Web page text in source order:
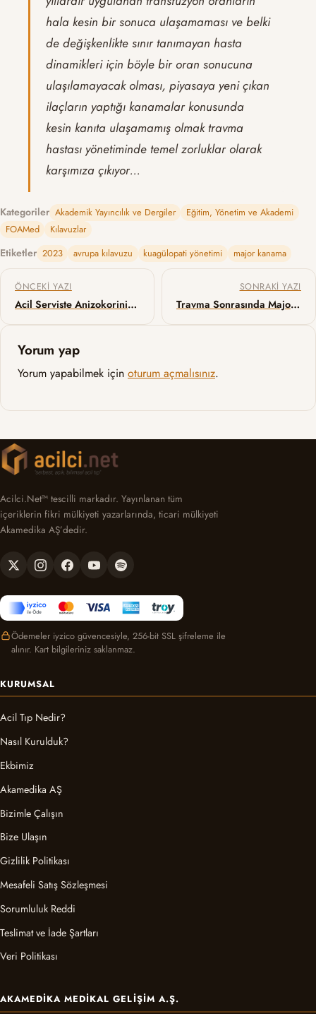
hala kesin bir sonuca ulaşamaması ve belki
de değişkenlikte sınır tanımayan hasta
dinamikleri için böyle bir oran sonucuna
ulaşılamayacak olması, piyasaya yeni çıkan
ilaçların yaptığı kanamalar konusunda
kesin kanıta ulaşamamış olmak travma
hastası yönetiminde temel zorluklar olarak
karşımıza çıkıyor…
Kategoriler Akademik Yayıncılık ve Dergiler
Eğitim, Yönetim ve Akademi
FOAMed
Kılavuzlar
Etiketler 2023 avrupa kılavuzu kuagülopati yönetimi major kanama
Yazı gezinmesi
ÖNCEKI YAZI
Acil Serviste Anizokorinin Değerlendirilmesi
SONRAKI YAZI
Travma Sonrasında Major Kanama ve Koagülopati Yönetimine İlişkin Avrupa Klavuzu: Altıncı Baskı
Yorum yap
Yorum yapabilmek için oturum açmalısınız.
Acilci.Net™ tescilli markadır. Yayınlanan tüm
içeriklerin fikri mülkiyeti yazarlarında, ticari mülkiyeti
Akamedika AŞ’dedir.
Ödemeler iyzico güvencesiyle, 256-bit SSL şifreleme ile
alınır. Kart bilgileriniz saklanmaz.
KURUMSAL
Acil Tıp Nedir?
Nasıl Kurulduk?
Ekbimiz
Akamedika AŞ
Bizimle Çalışın
Bize Ulaşın
Gizlilik Politikası
Mesafeli Satış Sözleşmesi
Sorumluluk Reddi
Teslimat ve İade Şartları
Veri Politikası
AKAMEDIKA MEDIKAL GELIŞIM A.Ş.